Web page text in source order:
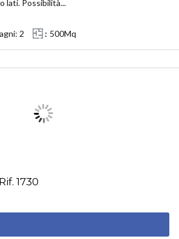
lati. Possibilità...
2 500Mq
1730